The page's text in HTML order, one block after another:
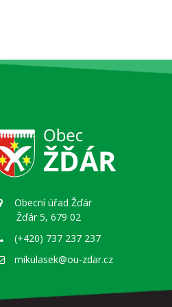
Obecní úřad Žďár
Žďár 5, 679 02
(+420) 737 237 237
mikulasek@ou-zdar.cz